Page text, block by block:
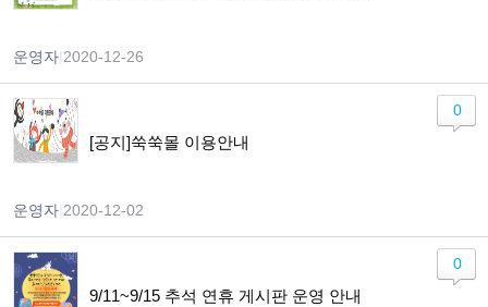
운영자 2020-12-26
[공지]쑥쑥몰 이용안내
운영자 2020-12-02
0
9/11~9/15 추석 연휴 게시판 운영 안내
0